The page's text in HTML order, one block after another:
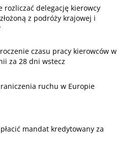
rozliczać delegację kierowcy
z podróży krajowej i
czasu pracy kierowców w
za 28 dni wstecz
ruchu w Europie
mandat kredytowany za